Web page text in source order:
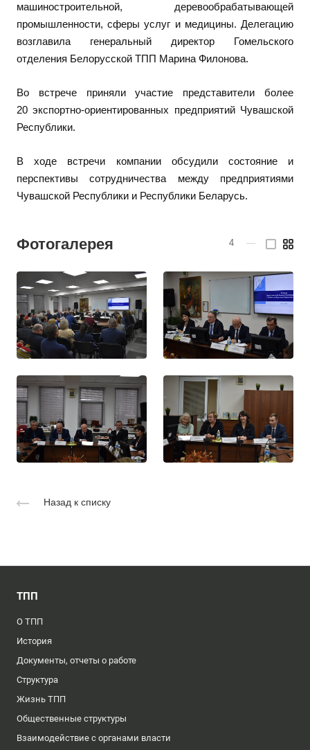
машиностроительной, деревообрабатывающей
промышленности, сферы услуг и медицины. Делегацию
возглавила генеральный директор Гомельского
отделения Белорусской ТПП Марина Филонова.
Во встрече приняли участие представители более
20 экспортно-ориентированных предприятий Чувашской
Республики.
В ходе встречи компании обсудили состояние и
перспективы сотрудничества между предприятиями
Чувашской Республики и Республики Беларусь.
Фотогалерея 4 —
Назад к списку
ТПП
О ТПП
История
Документы, отчеты о работе
Структура
Жизнь ТПП
Общественные структуры
Взаимодействие с органами власти